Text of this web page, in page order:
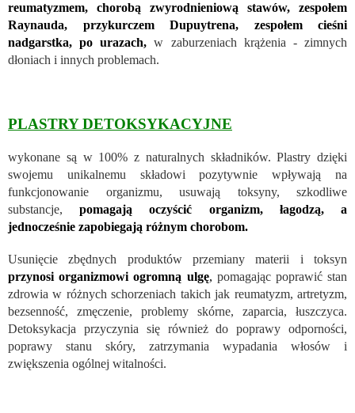
reumatyzmem, chorobą zwyrodnieniową stawów, zespołem
Raynauda, ​​przykurczem Dupuytrena, zespołem cieśni
nadgarstka, po urazach, w zaburzeniach krążenia - zimnych
dłoniach i innych problemach.
PLASTRY DETOKSYKACYJNE
wykonane są w 100% z naturalnych składników. Plastry dzięki
swojemu unikalnemu składowi pozytywnie wpływają na
funkcjonowanie organizmu, usuwają toksyny, szkodliwe
substancje,pomagają oczyścić organizm, łagodzą, a
jednocześnie zapobiegają różnym chorobom.
Usunięcie zbędnych produktów przemiany materii i toksyn
przynosi organizmowi ogromną ulgę, pomagając poprawić stan
zdrowia w różnych schorzeniach takich jak reumatyzm, artretyzm,
bezsenność, zmęczenie, problemy skórne, zaparcia, łuszczyca.
Detoksykacja przyczynia się również do poprawy odporności,
poprawy stanu skóry, zatrzymania wypadania włosów i
zwiększenia ogólnej witalności.